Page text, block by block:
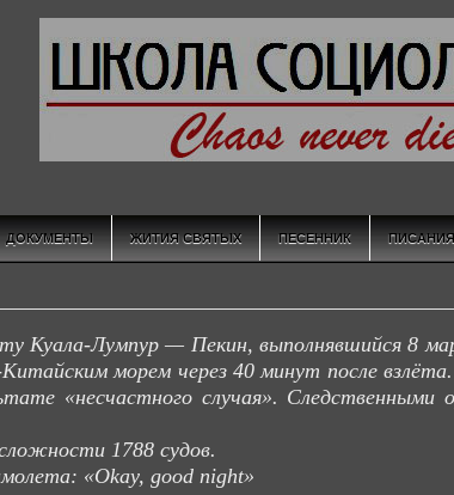
ДОКУМЕНТЫ ЖИТИЯ СВЯТЫХ ПЕСЕННИК
Куала-Лумпур — Пекин, выполнявшийся 8
морем через 40 минут после взлёта.
«несчастного случая».
1788 судов.
«Okay, good night»